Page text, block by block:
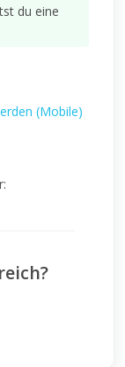
du eine
(Mobile)